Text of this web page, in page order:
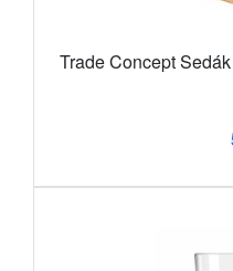
Trade Concept